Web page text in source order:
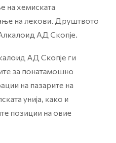
на хемиската
на лекови. Друштвото
АД Скопје.
АД Скопје ги
за понатамошно
на пазарите на
унија, како и
позиции на овие